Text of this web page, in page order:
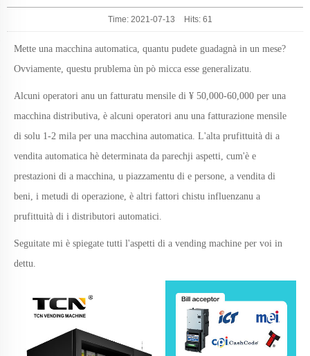
Time: 2021-07-13 Hits: 61
Mette una macchina automatica, quantu pudete guadagnà in un mese?
Ovviamente, questu prublema ùn pò micca esse generalizatu.
Alcuni operatori anu un fatturatu mensile di ¥ 50,000-60,000 per una
macchina distributiva, è alcuni operatori anu una fatturazione mensile
di solu 1-2 mila per una macchina automatica. L'alta prufittuità di a
vendita automatica hè determinata da parechji aspetti, cum'è e
prestazioni di a macchina, u piazzamentu di e persone, a vendita di
beni, i metudi di operazione, è altri fattori chistu influenzanu a
prufittuità di i distributori automatici.
Seguitate mi è spiegate tutti l'aspetti di a vending machine per voi in
dettu.